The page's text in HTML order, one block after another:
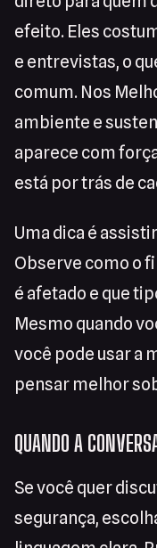
efeito. Eles
e entrevistas, o
comum. Nos
ambiente e
aparece com
está por trás de
Uma dica é
Observe como o
é afetado e que
Mesmo quando
você pode usar a
pensar melhor
QUANDO A
Se você quer
segurança,